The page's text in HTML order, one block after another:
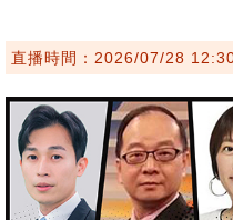
直播時間：2026/07/28